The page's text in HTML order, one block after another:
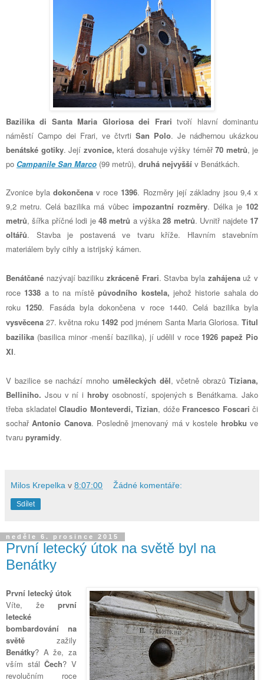
Bazilika di Santa Maria Gloriosa dei Frari tvoří hlavní dominantu
náměstí Campo dei Frari, ve čtvrti San Polo. Je nádhernou ukázkou
benátské gotiky. Její zvonice, která dosahuje výšky téměř70 metrů, je
po Campanile San Marco (99 metrů), druhá nejvyšší v Benátkách.
Zvonice byladokončena v roce 1396. Rozměry její základny jsou 9,4 x
9,2 metru. Celá bazilika má vůbec impozantní rozměry. Délka je 102
metrů, šířka příčné lodi je 48 metrů a výška28 metrů. Uvnitř najdete 17
oltářů. Stavba je postavená ve tvaru kříže. Hlavním stavebním
materiálem byly cihly a istrijský kámen.
Benátčané nazývají baziliku zkráceně Frari. Stavba byla zahájenauž v
roce 1338 a to na místěpůvodního kostela, jehož historie sahala do
roku 1250. Fasáda byla dokončena v roce 1440. Celá bazilika byla
vysvěcena 27. května roku 1492 pod jménem Santa Maria Gloriosa.Titul
bazilika (basilica minor -menší bazilika), jí udělil v roce 1926 papež Pio
XI.
V bazilice se nachází mnoho uměleckých děl, včetně obrazůTiziana,
Belliniho. Jsou v ní i hroby osobností, spojených s Benátkama. Jako
třeba skladatel Claudio Monteverdi, Tizian, dóže Francesco Foscari či
sochařAntonio Canova. Posledně jmenovaný má v kostele hrobkuve
tvaru pyramidy.
Milos Krepelka v 8:07:00 Žádné komentáře:
Sdílet
neděle 6. prosince 2015
První letecký útok na světě byl na
Benátky
První letecký útok
Víte, žeprvní
letecké
bombardování na
světě zažily
Benátky? A že, za
vším stálČech? V
revolučním roce